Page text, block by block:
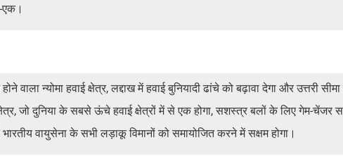
एक।
न्योमा हवाई क्षेत्र, लद्दाख में हवाई बुनियादी ढांचे को बढ़ावा देगा और उत्तरी सीमा
जो दुनिया के सबसे ऊंचे हवाई क्षेत्रों में से एक होगा, सशस्त्र बलों के लिए गेम-चेंजर
भारतीय वायुसेना के सभी लड़ाकू विमानों को समायोजित करने में सक्षम होगा।